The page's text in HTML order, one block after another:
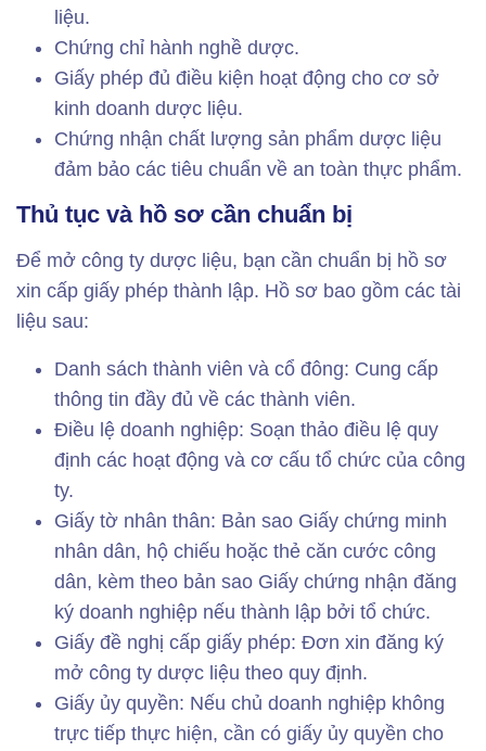
liệu.
Chứng chỉ hành nghề dược.
Giấy phép đủ điều kiện hoạt động cho cơ sở
kinh doanh dược liệu.
Chứng nhận chất lượng sản phẩm dược liệu
đảm bảo các tiêu chuẩn về an toàn thực phẩm.
Thủ tục và hồ sơ cần chuẩn bị
Để mở công ty dược liệu, bạn cần chuẩn bị hồ sơ
xin cấp giấy phép thành lập. Hồ sơ bao gồm các tài
liệu sau:
Danh sách thành viên và cổ đông: Cung cấp
thông tin đầy đủ về các thành viên.
Điều lệ doanh nghiệp: Soạn thảo điều lệ quy
định các hoạt động và cơ cấu tổ chức của công
ty.
Giấy tờ nhân thân: Bản sao Giấy chứng minh
nhân dân, hộ chiếu hoặc thẻ căn cước công
dân, kèm theo bản sao Giấy chứng nhận đăng
ký doanh nghiệp nếu thành lập bởi tổ chức.
Giấy đề nghị cấp giấy phép: Đơn xin đăng ký
mở công ty dược liệu theo quy định.
Giấy ủy quyền: Nếu chủ doanh nghiệp không
trực tiếp thực hiện, cần có giấy ủy quyền cho